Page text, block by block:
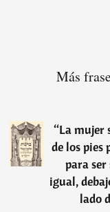
Más
“La mujer
de los pies
para
igual,
lado